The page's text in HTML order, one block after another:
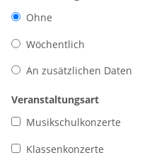
Ohne
Wöchentlich
An zusätzlichen Daten
Veranstaltungsart
Musikschulkonzerte
Klassenkonzerte